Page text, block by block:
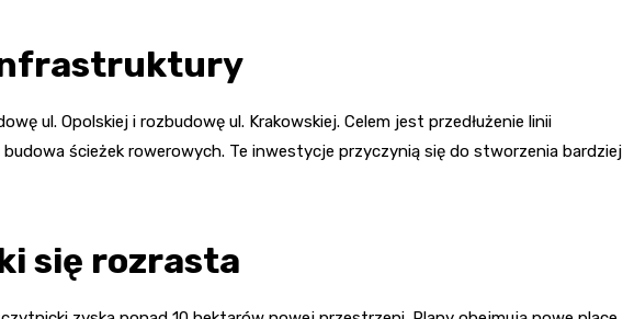
ul. Opolskiej i rozbudowę ul. Krakowskiej. Celem jest przedłużenie linii
ścieżek rowerowych. Te inwestycje przyczynią się do stworzenia bardziej
się rozrasta